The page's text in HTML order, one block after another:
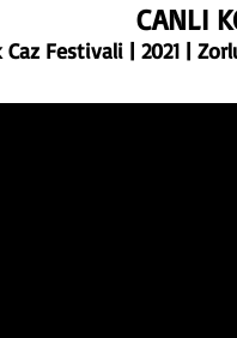
CANLI
Caz Festivali | 2021 |